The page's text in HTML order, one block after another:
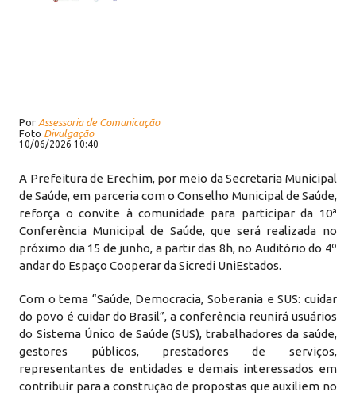
Por Assessoria de Comunicação
Foto Divulgação
10/06/2026 10:40
A Prefeitura de Erechim, por meio da Secretaria Municipal
de Saúde, em parceria com o Conselho Municipal de Saúde,
reforça o convite à comunidade para participar da 10ª
Conferência Municipal de Saúde, que será realizada no
próximo dia 15 de junho, a partir das 8h, no Auditório do 4º
andar do Espaço Cooperar da Sicredi UniEstados.
Com o tema “Saúde, Democracia, Soberania e SUS: cuidar
do povo é cuidar do Brasil”, a conferência reunirá usuários
do Sistema Único de Saúde (SUS), trabalhadores da saúde,
gestores públicos, prestadores de serviços,
representantes de entidades e demais interessados em
contribuir para a construção de propostas que auxiliem no